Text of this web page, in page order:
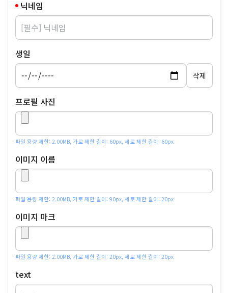
닉네임
생일
프로필 사진
파일 용량 제한: 2.00MB, 가로 제한 길이: 60px, 세로 제한 길이: 60px
이미지 이름
파일 용량 제한: 2.00MB, 가로 제한 길이: 90px, 세로 제한 길이: 20px
이미지 마크
파일 용량 제한: 2.00MB, 가로 제한 길이: 20px, 세로 제한 길이: 20px
text